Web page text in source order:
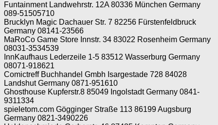
Funtainment Landwehrstr. 12A 80336 München Germany
089-51505710
Brucklyn Magic Dachauer Str. 7 82256 Fürstenfeldbruck
Germany 08141-23566
MaRoCo Game Store Innstr. 34 83022 Rosenheim Germany
08031-3534539
InnKaufhaus Lederzeile 1-5 83512 Wasserburg Germany
08071-918621
Comictreff Buchhandel Gmbh Isargestade 728 84028
Landshut Germany 0871-951610
Ghosthouse Kupferstr.8 85049 Ingolstadt Germany 0841-
9311334
spieletom.com Gögginger Straße 113 86199 Augsburg
Germany 0821-3490226